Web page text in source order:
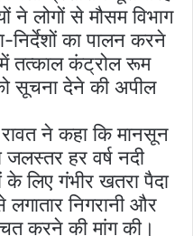
ने लोगों से मौसम विभाग
निर्देशों का पालन करने
तत्काल कंट्रोल रूम
सूचना देने की अपील
ने कहा कि मानसून
हर वर्ष नदी
लिए गंभीर खतरा पैदा
निगरानी और
करने की मांग की।